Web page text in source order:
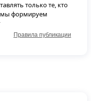
только те, кто
мы формируем
Правила публикации